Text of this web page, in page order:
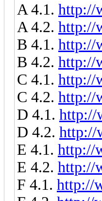
A 4.1. http://
A 4.2. http://
B 4.1. http://
B 4.2. http://
C 4.1. http://
C 4.2. http://
D 4.1. http://
D 4.2. http://
E 4.1. http://
E 4.2. http://
F 4.1. http://